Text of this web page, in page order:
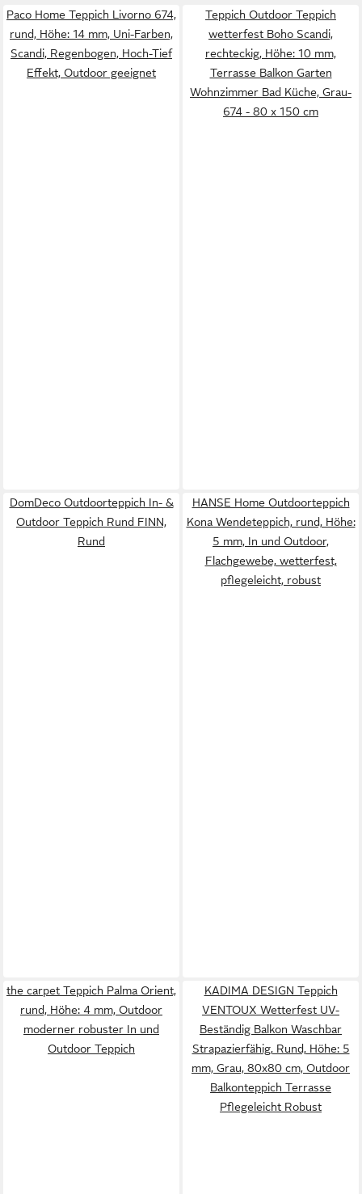
Paco Home Teppich Livorno 674,
rund, Höhe: 14 mm, Uni-Farben,
Scandi, Regenbogen, Hoch-Tief
Effekt, Outdoor geeignet
Teppich Outdoor Teppich
wetterfest Boho Scandi,
rechteckig, Höhe: 10 mm,
Terrasse Balkon Garten
Wohnzimmer Bad Küche, Grau-
674 - 80 x 150 cm
DomDeco Outdoorteppich In- &
Outdoor Teppich Rund FINN,
Rund
HANSE Home Outdoorteppich
Kona Wendeteppich, rund, Höhe:
5 mm, In und Outdoor,
Flachgewebe, wetterfest,
pflegeleicht, robust
the carpet Teppich Palma Orient,
rund, Höhe: 4 mm, Outdoor
moderner robuster In und
Outdoor Teppich
KADIMA DESIGN Teppich
VENTOUX Wetterfest UV-
Beständig Balkon Waschbar
Strapazierfähig, Rund, Höhe: 5
mm, Grau, 80x80 cm, Outdoor
Balkonteppich Terrasse
Pflegeleicht Robust